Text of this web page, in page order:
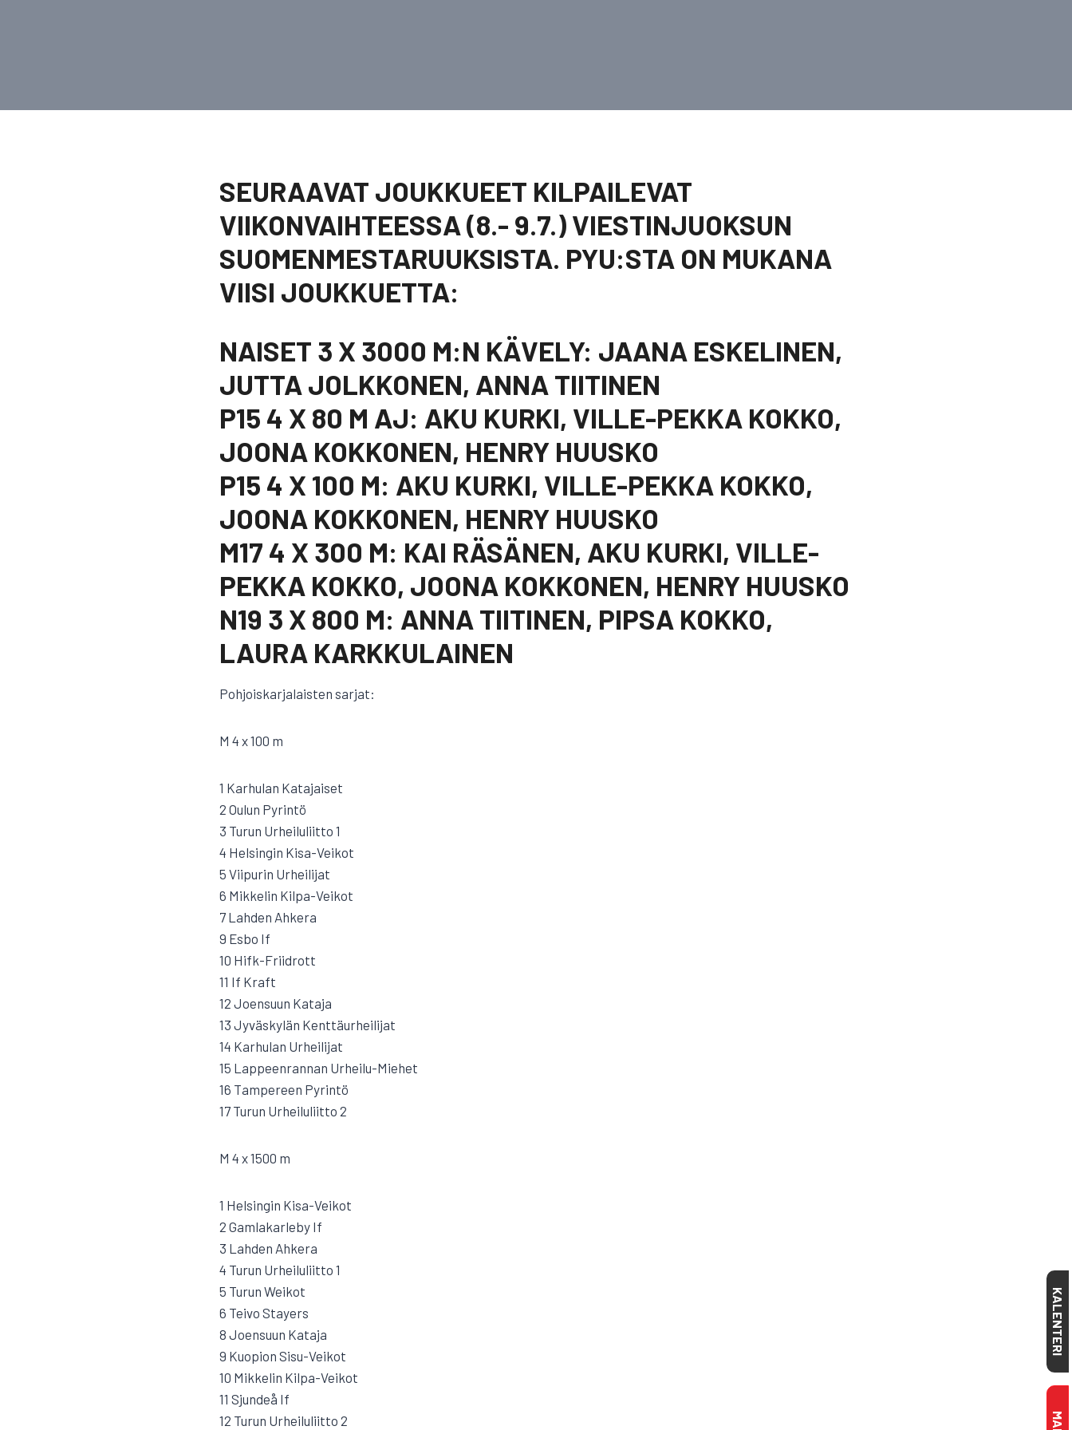
SEURAAVAT JOUKKUEET KILPAILEVAT
VIIKONVAIHTEESSA (8.- 9.7.) VIESTINJUOKSUN
SUOMENMESTARUUKSISTA. PYU:STA ON MUKANA
VIISI JOUKKUETTA:
NAISET 3 X 3000 M:N KÄVELY: JAANA ESKELINEN,
JUTTA JOLKKONEN, ANNA TIITINEN
P15 4 X 80 M AJ: AKU KURKI, VILLE-PEKKA KOKKO,
JOONA KOKKONEN, HENRY HUUSKO
P15 4 X 100 M: AKU KURKI, VILLE-PEKKA KOKKO,
JOONA KOKKONEN, HENRY HUUSKO
M17 4 X 300 M: KAI RÄSÄNEN, AKU KURKI, VILLE-
PEKKA KOKKO, JOONA KOKKONEN, HENRY HUUSKO
N19 3 X 800 M: ANNA TIITINEN, PIPSA KOKKO,
LAURA KARKKULAINEN
Pohjoiskarjalaisten sarjat:
M 4 x 100 m
1 Karhulan Katajaiset
2 Oulun Pyrintö
3 Turun Urheiluliitto 1
4 Helsingin Kisa-Veikot
5 Viipurin Urheilijat
6 Mikkelin Kilpa-Veikot
7 Lahden Ahkera
9 Esbo If
10 Hifk-Friidrott
11 If Kraft
12 Joensuun Kataja
13 Jyväskylän Kenttäurheilijat
14 Karhulan Urheilijat
15 Lappeenrannan Urheilu-Miehet
16 Tampereen Pyrintö
17 Turun Urheiluliitto 2
M 4 x 1500 m
1 Helsingin Kisa-Veikot
2 Gamlakarleby If
3 Lahden Ahkera
4 Turun Urheiluliitto 1
5 Turun Weikot
6 Teivo Stayers
8 Joensuun Kataja
9 Kuopion Sisu-Veikot
10 Mikkelin Kilpa-Veikot
11 Sjundeå If
12 Turun Urheiluliitto 2
KALENTERI